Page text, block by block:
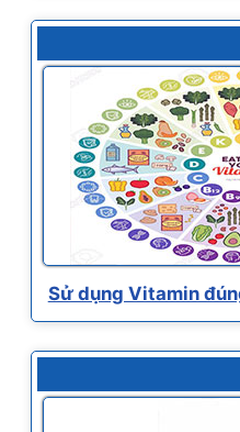
Sử dụng Vitamin